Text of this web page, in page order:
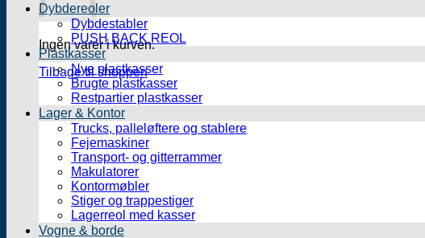
Ingen varer i kurven.
Tilbage til shoppen
Dybdereoler
Dybdestabler
PUSH BACK REOL
Plastkasser
Nye plastkasser
Brugte plastkasser
Restpartier plastkasser
Lager & Kontor
Trucks, palleløftere og stablere
Fejemaskiner
Transport- og gitterrammer
Makulatorer
Kontormøbler
Stiger og trappestiger
Lagerreol med kasser
Vogne & borde